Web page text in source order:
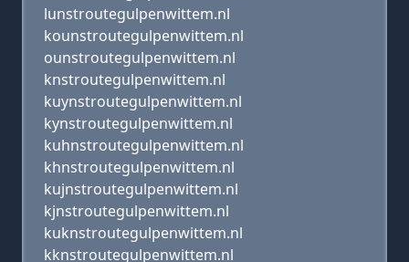
lunstroutegulpenwittem.nl
kounstroutegulpenwittem.nl
ounstroutegulpenwittem.nl
knstroutegulpenwittem.nl
kuynstroutegulpenwittem.nl
kynstroutegulpenwittem.nl
kuhnstroutegulpenwittem.nl
khnstroutegulpenwittem.nl
kujnstroutegulpenwittem.nl
kjnstroutegulpenwittem.nl
kuknstroutegulpenwittem.nl
kknstroutegulpenwittem.nl